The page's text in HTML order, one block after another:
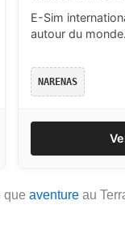
E-Sim
autour du monde.
NARENAS
que aventure au